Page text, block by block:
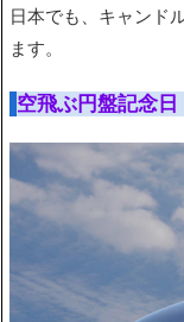
日本でも、キャンド
ます。
空飛ぶ円盤記念日